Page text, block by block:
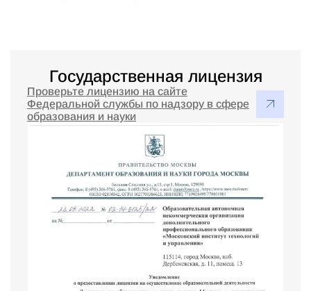
Государственная лицензия
Проверьте лицензию на сайте
Федеральной службы по надзору в сфере
образования и науки